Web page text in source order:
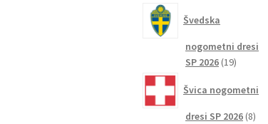
Švedska
nogometni dresi
SP 2026 1919
Švica nogometni
dresi SP 2026 88